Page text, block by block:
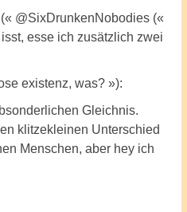
@SixDrunkenNobodies («
esse ich zusätzlich zwei
existenz, was? »):
Gleichnis.
klitzekleinen Unterschied
Menschen, aber hey ich